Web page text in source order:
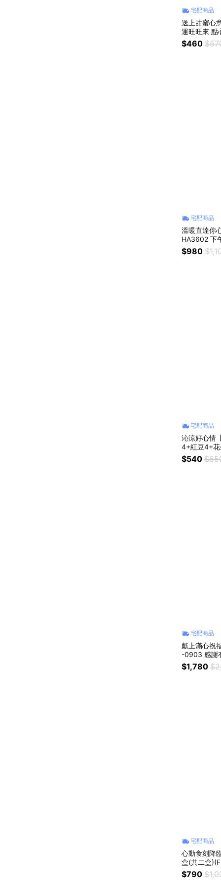
宅配商品
送上甜蜜心
運旺旺來 點
灣十大伴手
$460
宅配商品
溫暖直達你
HA3602 下
分享 伴手禮
$980
宅配商品
沁涼好心情
4+紅豆4+
康低脂 美味
$540
宅配商品
獻上滿心祝
-0903 感謝
溫 米大福
$1,780
宅配商品
心動食刻降
盒(共二盒
入口即化 伴
人緣
$790